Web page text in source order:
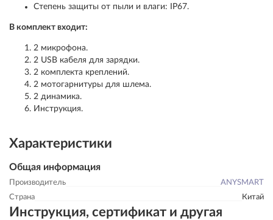
Степень защиты от пыли и влаги: IP67.
В комплект входит:
2 микрофона.
2 USB кабеля для зарядки.
2 комплекта креплений.
2 мотогарнитуры для шлема.
2 динамика.
Инструкция.
Характеристики
Общая информация
Производитель
ANYSMART
Страна
Китай
Инструкция, сертификат и другая